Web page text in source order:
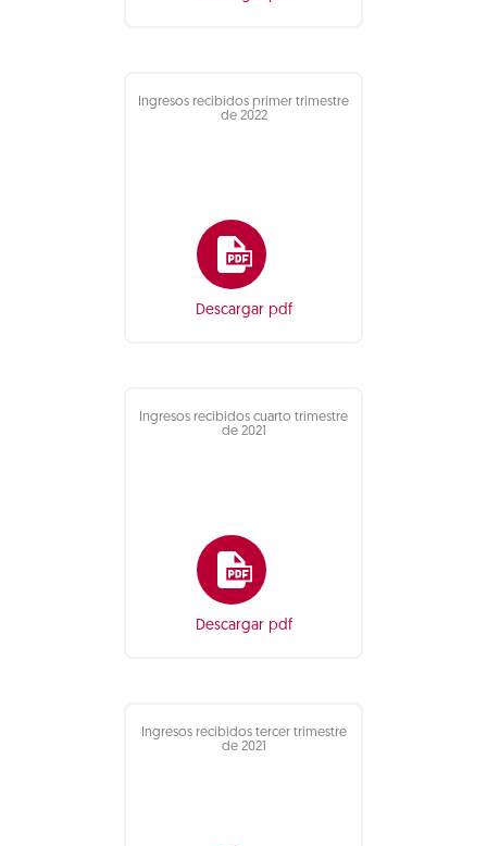
Ingresos recibidos primer trimestre
de 2022
Descargar pdf
Ingresos recibidos cuarto trimestre
de 2021
Descargar pdf
Ingresos recibidos tercer trimestre
de 2021